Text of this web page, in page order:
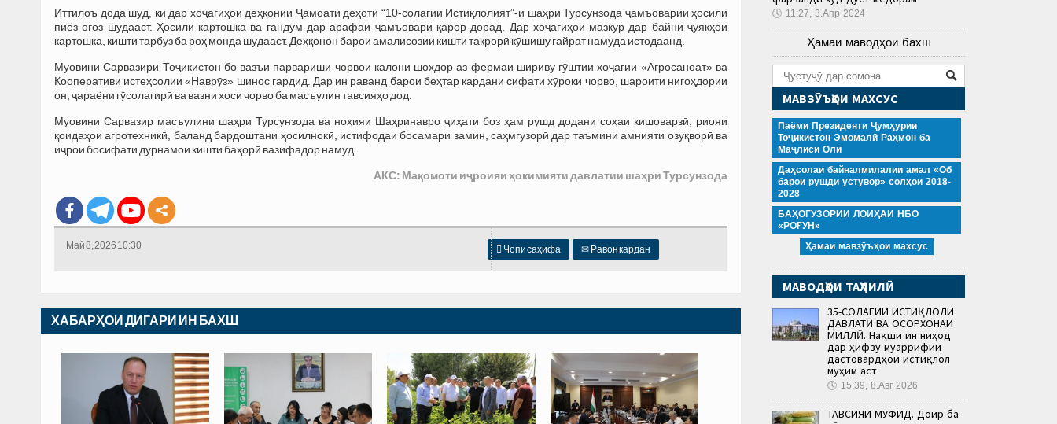
Иттилоъ дода шуд, ки дар хоҷагиҳои деҳқонии Ҷамоати деҳоти “10-солагии Истиқлолият”-и шаҳри Турсунзода ҷамъоварии ҳосили
пиёз оғоз шудааст. Ҳосили картошка ва гандум дар арафаи ҷамъоварӣ қарор дорад. Дар хоҷагиҳои мазкур дар байни ҷӯякҳои
картошка, кишти тарбуз ба роҳ монда шудааст. Деҳқонон барои амалисозии кишти такрорӣ кӯшишу ғайрат намуда истодаанд.
Муовини Сарвазири Тоҷикистон бо вазъи парвариши чорвои калони шохдор аз фермаи шириву гӯштии хоҷагии «Агросаноат» ва
Кооперативи истеҳсолии «Наврӯз» шинос гардид. Дар ин раванд барои беҳтар кардани сифати хӯроки чорво, шароити нигоҳдории
он, ҷараёни гӯсолагирӣ ва вазни хоси чорво ба масъулин тавсияҳо дод.
Муовини Сарвазир масъулини шаҳри Турсунзода ва ноҳияи Шаҳринавро ҷиҳати боз ҳам рушд додани соҳаи кишоварзӣ, риояи
қоидаҳои агротехникӣ, баланд бардоштани ҳосилнокӣ, истифодаи босамари замин, саҳмгузорӣ дар таъмини амнияти озуқворӣ ва
иҷрои босифати дурнамои кишти баҳорӣ вазифадор намуд .
АКС: Мақомоти иҷроияи ҳокимияти давлатии шаҳри Турсунзода
 Чопи саҳифа ✉ Равон кардан
Май 8, 2026 10:30
ХАБАРҲОИ ДИГАРИ ИН БАХШ
🕔 11:27, 3.Апр 2024
Ҳамаи маводҳои бахш
МАВЗӮЪҲОИ МАХСУС
Паёми Президенти Ҷумҳурии
Тоҷикистон Эмомалӣ Раҳмон ба
Маҷлиси Олӣ
Даҳсолаи байналмилалии амал «Об
барои рушди устувор» солҳои 2018-
2028
БАҲОГУЗОРИИ ЛОИҲАИ НБО
«РОҒУН»
Ҳамаи мавзӯъҳои махсус
МАВОДҲОИ ТАҲЛИЛӢ
35-СОЛАГИИ ИСТИҚЛОЛИ
ДАВЛАТӢ ВА ОСОРХОНАИ
МИЛЛӢ. Нақши ин ниҳод
дар ҳифзу муаррифии
дастовардҳои истиқлол
муҳим аст
🕔 15:39, 8.Авг 2026
ТАВСИЯИ МУФИД. Доир ба